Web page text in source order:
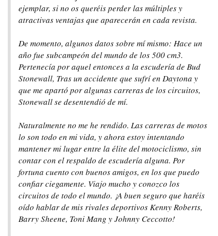
ejemplar, si no os queréis perder las múltiples y
atractivas ventajas que aparecerán en cada revista.
De momento, algunos datos sobre mí mismo: Hace un
año fue subcampeón del mundo de los 500 cm3.
Pertenecía por aquel entonces a la escudería de Bud
Stonewall, Tras un accidente que sufrí en Daytona y
que me apartó por algunas carreras de los circuitos,
Stonewall se desentendió de mí.
Naturalmente no me he rendido. Las carreras de motos
lo son todo en mi vida, y ahora estoy intentando
mantener mi lugar entre la élite del motociclismo, sin
contar con el respaldo de escudería alguna. Por
fortuna cuento con buenos amigos, en los que puedo
confiar ciegamente. Viajo mucho y conozco los
circuitos de todo el mundo. ¡A buen seguro que haréis
oído hablar de mis rivales deportivos Kenny Roberts,
Barry Sheene, Toni Mang y Johnny Ceccotto!